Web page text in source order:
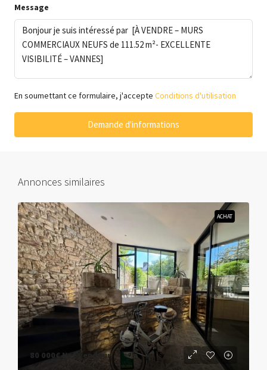
Message
En soumettant ce formulaire, j'accepte Conditions d'utilisation
Demande d'informations
Annonces similaires
ACHAT
80 000€Net vendeur